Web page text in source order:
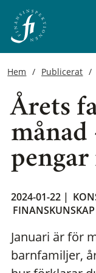
Hem Publicerat
Årets
månad
pengar
2024-01-22 |
FINANSKUNSKAP
Januari är för
barnfamiljer,